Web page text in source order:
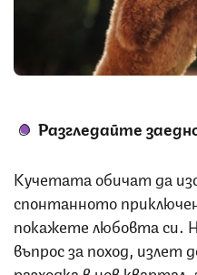
Разгледайте
Кучетата обичат да
спонтанното
покажете любовта си.
въпрос за поход, излет